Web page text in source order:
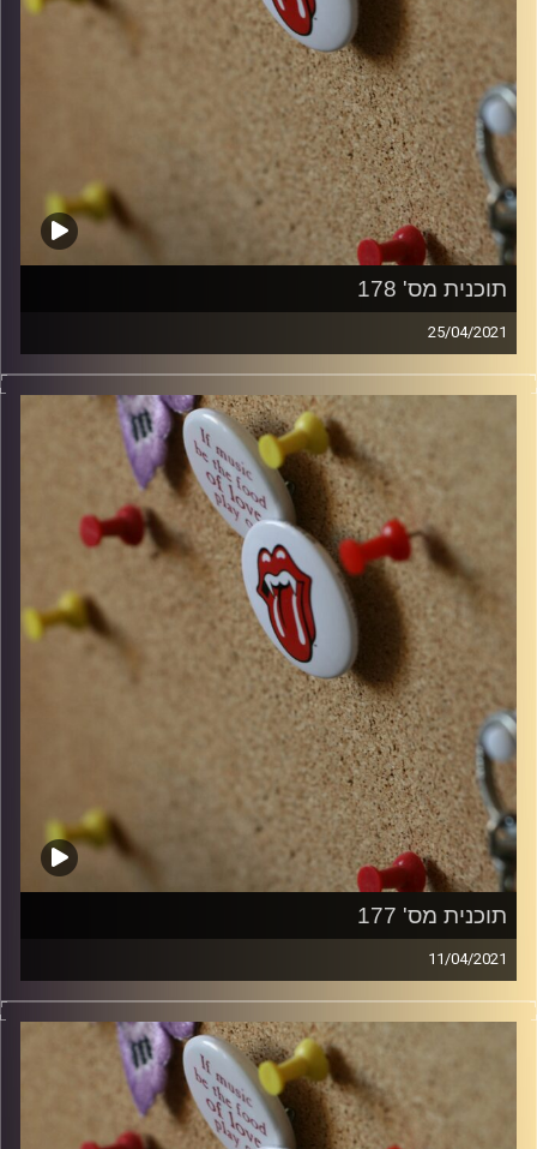
תוכנית מס' 178
25/04/2021
קלאסיקות רוק עם אורן הוף.
włodi
תוכנית מס' 177
11/04/2021
קלאסיקות רוק עם אורן הוף.
włodi